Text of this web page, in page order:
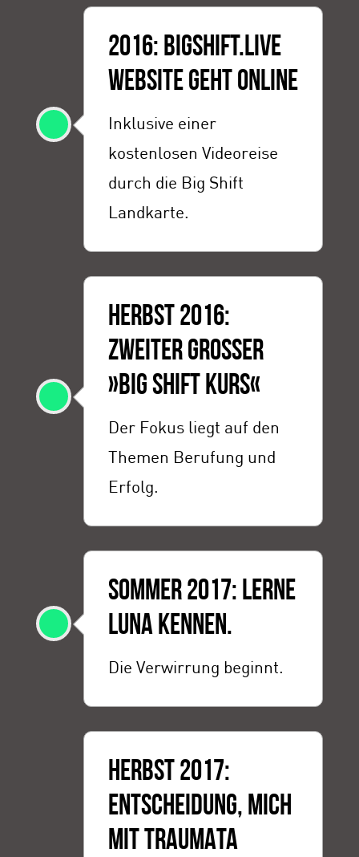
2016: BIGSHIFT.LIVE
WEBSITE GEHT ONLINE
Inklusive einer
kostenlosen Videoreise
durch die Big Shift
Landkarte.
HERBST 2016:
ZWEITER GROSSER »
BIG SHIFT KURS«
Der Fokus liegt auf den
Themen Berufung und
Erfolg.
SOMMER 2017: LERNE
LUNA KENNEN.
Die Verwirrung beginnt.
HERBST 2017:
ENTSCHEIDUNG, MICH
MIT TRAUMATA